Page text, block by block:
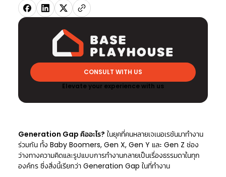
CONSULT WITH US
Elevate your experience with us
Generation Gap คืออะไร? ในยุคที่คนหลายเจเนอเรชันมาทำงาน
ร่วมกัน ทั้ง Baby Boomers, Gen X, Gen Y และ Gen Z ช่อง
ว่างทางความคิดและรูปแบบการทำงานกลายเป็นเรื่องธรรมดาในทุก
องค์กร ซึ่งสิ่งนี้เรียกว่า Generation Gap ในที่ทำงาน